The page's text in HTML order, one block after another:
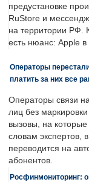
предустановке
RuStore и
на территории РФ.
есть нюанс: Apple в
Операторы
платить за них все
Операторы связи
лиц без
вызовы, на
словам экспертов,
переводится на
абонентов.
Росфинмониторинг: